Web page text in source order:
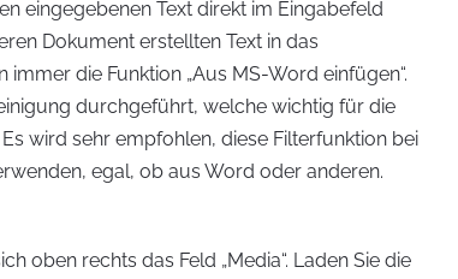
eingegebenen Text direkt im Eingabefeld
Dokument erstellten Text in das
die Funktion „Aus MS-Word einfügen“.
durchgeführt, welche wichtig für die
wird sehr empfohlen, diese Filterfunktion bei
egal, ob aus Word oder anderen.
oben rechts das Feld „Media“. Laden Sie die